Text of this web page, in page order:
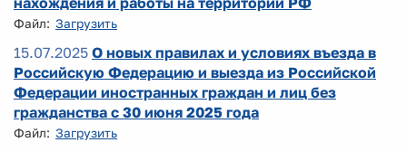
Файл: Загрузить
15.07.2025 О новых правилах и условиях въезда в
Российскую Федерацию и выезда из Российской
Федерации иностранных граждан и лиц без
гражданства с 30 июня 2025 года
Файл: Загрузить